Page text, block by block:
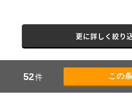
更に詳しく絞り
52件